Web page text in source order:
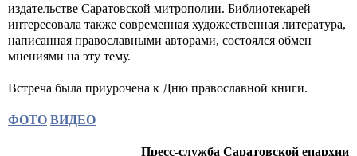
издательстве Саратовской митрополии. Библиотекарей
интересовала также современная художественная литература,
написанная православными авторами, состоялся обмен
мнениями на эту тему.
Встреча была приурочена к Дню православной книги.
ФОТО ВИДЕО
Пресс-служба Саратовской епархии